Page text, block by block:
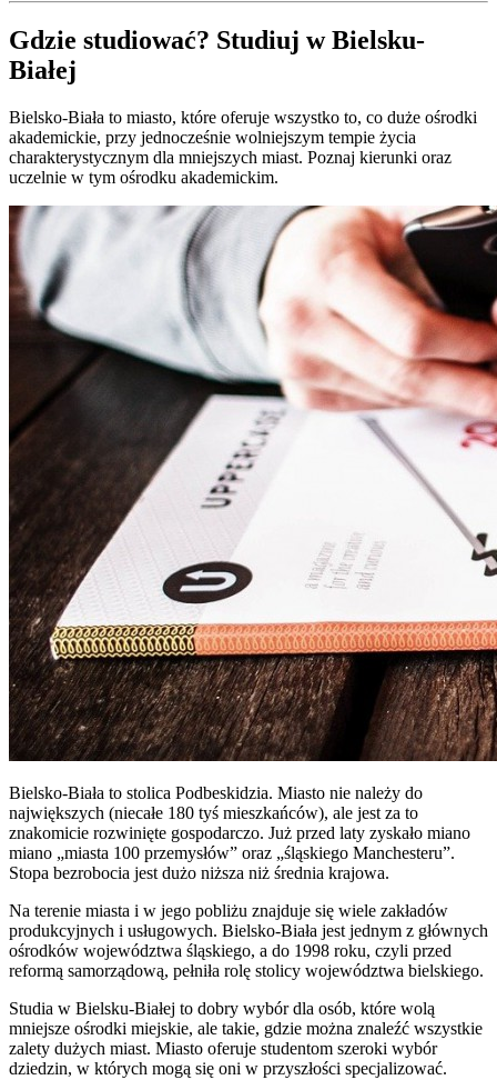
Gdzie studiować? Studiuj w Bielsku-
Białej
Bielsko-Biała to miasto, które oferuje wszystko to, co duże ośrodki
akademickie, przy jednocześnie wolniejszym tempie życia
charakterystycznym dla mniejszych miast. Poznaj kierunki oraz
uczelnie w tym ośrodku akademickim.
Bielsko-Biała to stolica Podbeskidzia. Miasto nie należy do
największych (niecałe 180 tyś mieszkańców), ale jest za to
znakomicie rozwinięte gospodarczo. Już przed laty zyskało miano
miano „miasta 100 przemysłów” oraz „śląskiego Manchesteru”.
Stopa bezrobocia jest dużo niższa niż średnia krajowa.
Na terenie miasta i w jego pobliżu znajduje się wiele zakładów
produkcyjnych i usługowych. Bielsko-Biała jest jednym z głównych
ośrodków województwa śląskiego, a do 1998 roku, czyli przed
reformą samorządową, pełniła rolę stolicy województwa bielskiego.
Studia w Bielsku-Białej to dobry wybór dla osób, które wolą
mniejsze ośrodki miejskie, ale takie, gdzie można znaleźć wszystkie
zalety dużych miast. Miasto oferuje studentom szeroki wybór
dziedzin, w których mogą się oni w przyszłości specjalizować.